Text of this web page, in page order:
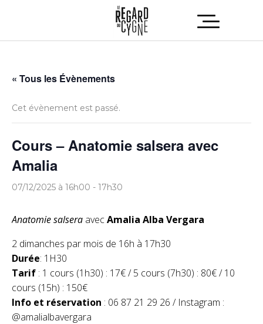
« Tous les Évènements
Cet évènement est passé.
Cours – Anatomie salsera avec
Amalia
07/12/2025 à 16h00 - 17h30
Anatomie salsera avecAmalia Alba Vergara
2 dimanches par mois de 16h à 17h30
Durée: 1H30
Tarif : 1 cours (1h30) : 17€ / 5 cours (7h30) : 80€ / 10
cours (15h) : 150€
Info et réservation : 06 87 21 29 26 / Instagram :
@amalialbavergara